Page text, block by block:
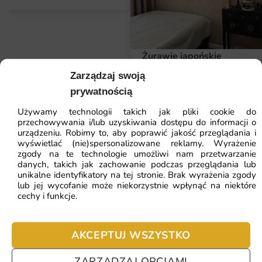
Zarządzaj swoją
prywatnością
Używamy technologii takich jak pliki cookie do
przechowywania i/lub uzyskiwania dostępu do informacji o
urządzeniu. Robimy to, aby poprawić jakość przeglądania i
wyświetlać (nie)spersonalizowane reklamy. Wyrażenie
zgody na te technologie umożliwi nam przetwarzanie
danych, takich jak zachowanie podczas przeglądania lub
unikalne identyfikatory na tej stronie. Brak wyrażenia zgody
lub jej wycofanie może niekorzystnie wpłynąć na niektóre
cechy i funkcje.
AKCEPTUJ WSZYSTKO
kolorów. Dzięki temu, każdy element bukietu jest
doskonale widoczny, a całość prezentuje się niezwykle
Wymiary na miarę i łatwy montaż
Fototapeta Piękny Bukiet w Stylu Vintage dostępna jest
w różnych wymiarach, co pozwala na idealne dopasowanie
do każdej przestrzeni. Gwarantujemy możliwość
zamówienia fototapety w wymiarach na miarę, co sprawia,
że można ją z łatwością dostosować do indywidualnych
potrzeb. Montaż fototapety jest szybki i prosty, nawet dla
osób bez doświadczenia. Dzięki specjalnym instrukcjom
oraz prostemu systemowi klejenia, każdy może stać się
Dlaczego warto wybrać tę fototapetę
Subtelny i elegancki design, który ożywi każde wnętrze.
Żurawie japońskie
Tapeta jest przepiękna,a jakość
ZOBACZ WSZYSTKIE